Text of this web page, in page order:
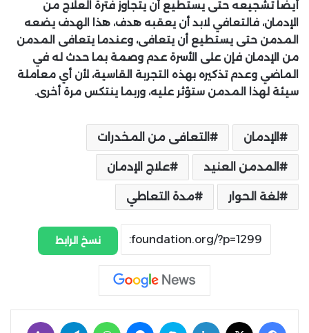
أيضا تشجيعه حتى يستطيع أن يتجاوز فترة العلاج من
الإدمان، فالتعافي لابد أن يعقبه هدف، هذا الهدف يضعه
المدمن حتى يستطيع أن يتعافى، وعندما يتعافى المدمن
من الإدمان فإن على الأسرة عدم وصمة بما حدث له في
الماضي وعدم تذكيره بهذه التجربة القاسية، لأن أي معاملة
سيئة لهذا المدمن ستؤثر عليه، وربما ينتكس مرة أخرى.
الإدمان التعافى من المخدرات
المدمن العنيد علاج الإدمان
لغة الحوار مدة التعاطي
نسخ الرابط
فيسبوك لينكدإن سكايب ماسنجر واتساب تيلقرام